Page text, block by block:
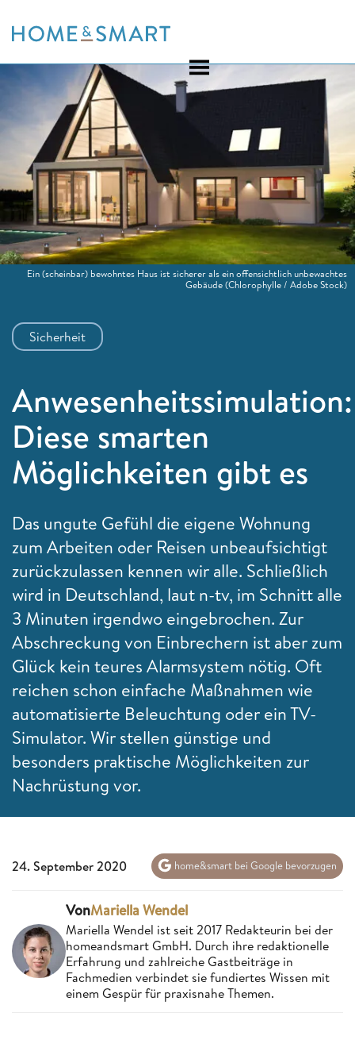
to
Sicherheit
Anwesenheitssimulation:
Diese smarten
Möglichkeiten gibt es
Das ungute Gefühl die eigene Wohnung
zum Arbeiten oder Reisen unbeaufsichtigt
zurückzulassen kennen wir alle. Schließlich
wird in Deutschland, laut n-tv, im Schnitt alle
3 Minuten irgendwo eingebrochen. Zur
Abschreckung von Einbrechern ist aber zum
Glück kein teures Alarmsystem nötig. Oft
reichen schon einfache Maßnahmen wie
automatisierte Beleuchtung oder ein TV-
Simulator. Wir stellen günstige und
besonders praktische Möglichkeiten zur
Nachrüstung vor.
Ein (scheinbar) bewohntes Haus ist sicherer als ein offensichtlich unbewachtes
Gebäude(Chlorophylle / Adobe Stock)
24. September 2020 home&smart bei Google bevorzugen
VonMariella Wendel
Mariella Wendel ist seit 2017 Redakteurin bei der
homeandsmart GmbH. Durch ihre redaktionelle
Erfahrung und zahlreiche Gastbeiträge in
Fachmedien verbindet sie fundiertes Wissen mit
einem Gespür für praxisnahe Themen.